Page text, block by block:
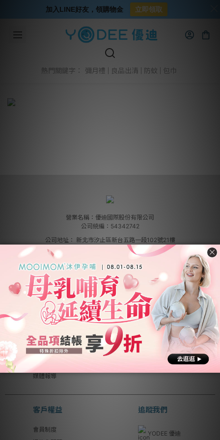
熱門關鍵字： 彌月禮 良品出清 防蚊 包巾
營業名稱：優迪國際股份有限公司
公司統編：54342742
公司地址： 新北市汐止區新台五路一段102號21樓
客服電話：(02) 2696-1681
客服時間：週一至週五 9:00~18:00
關於優迪
關於我們
異業合作
工作機會
聯絡我們
直營據點
媒體報導
銷售合作
品牌總覽
品牌代理
創作者募集
成為供應商
客戶權益
會員制度
追蹤我們
YODEE 優迪
加入LINE好友，領購物金 立即領取